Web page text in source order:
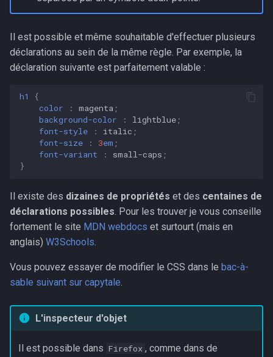
Il est possible et même souhaitable d'effectuer plusieurs
déclarations au sein de la même règle. Par exemple, la
déclaration suivante est parfaitement valable :
h1
{
color
: magenta ;
background-color
: lightblue ;
font-style
: italic ;
font-size
: 3em ;
font-variant
: small-caps ;
}
Il existe des dizaines de propriétés et des centaines de
déclarations possibles . Pour les trouver je vous conseille
fortement le site MDN webdocs et surtourt (mais en
anglais) W3Schools
Vous pouvez essayer de modifier le CSS dans le bac-à-
sable suivant sur capytale
L'inspecteur d'objet
Il est possible dans Firefox , comme dans de